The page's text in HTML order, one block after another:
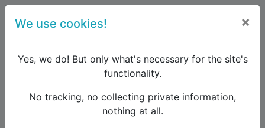
Forum
Interrail and Eurail
Reservierung von Lyon nach Barcelona für
We use cookies! ×
Yes, we do! But only what's necessary for the site's
functionality.
No tracking, no collecting private information,
nothing at all.